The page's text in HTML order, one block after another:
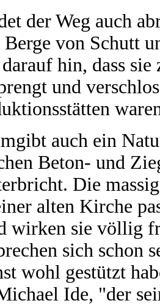
der Weg auch
von Schutt
hin, dass
und
auch ein
Beton- und
Die
alten Kirche
wirken sie völlig
sich schon
wohl gestützt
Ide, "der